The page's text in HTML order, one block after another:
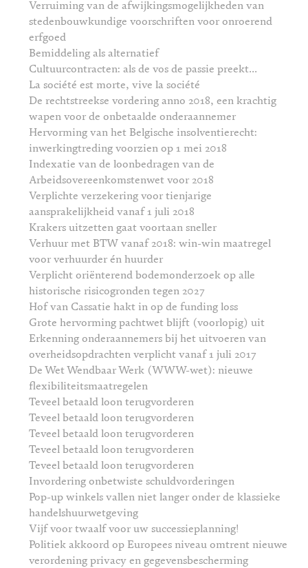
Verruiming van de afwijkingsmogelijkheden van
stedenbouwkundige voorschriften voor onroerend
erfgoed
Bemiddeling als alternatief
Cultuurcontracten: als de vos de passie preekt...
La société est morte, vive la société
De rechtstreekse vordering anno 2018, een krachtig
wapen voor de onbetaalde onderaannemer
Hervorming van het Belgische insolventierecht:
inwerkingtreding voorzien op 1 mei 2018
Indexatie van de loonbedragen van de
Arbeidsovereenkomstenwet voor 2018
Verplichte verzekering voor tienjarige
aansprakelijkheid vanaf 1 juli 2018
Krakers uitzetten gaat voortaan sneller
Verhuur met BTW vanaf 2018: win-win maatregel
voor verhuurder én huurder
Verplicht oriënterend bodemonderzoek op alle
historische risicogronden tegen 2027
Hof van Cassatie hakt in op de funding loss
Grote hervorming pachtwet blijft (voorlopig) uit
Erkenning onderaannemers bij het uitvoeren van
overheidsopdrachten verplicht vanaf 1 juli 2017
De Wet Wendbaar Werk (WWW-wet): nieuwe
flexibiliteitsmaatregelen
Teveel betaald loon terugvorderen
Teveel betaald loon terugvorderen
Teveel betaald loon terugvorderen
Teveel betaald loon terugvorderen
Teveel betaald loon terugvorderen
Invordering onbetwiste schuldvorderingen
Pop-up winkels vallen niet langer onder de klassieke
handelshuurwetgeving
Vijf voor twaalf voor uw successieplanning!
Politiek akkoord op Europees niveau omtrent nieuwe
verordening privacy en gegevensbescherming